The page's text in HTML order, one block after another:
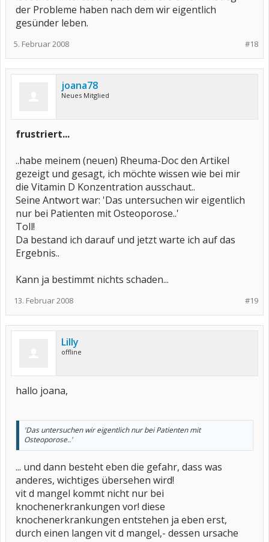
der Probleme haben nach dem wir eigentlich
gesünder leben.
#18
5. Februar 2008
joana78
Neues Mitglied
frustriert...
..habe meinem (neuen) Rheuma-Doc den Artikel
gezeigt und gesagt, ich möchte wissen wie bei mir
die Vitamin D Konzentration ausschaut..
Seine Antwort war: 'Das untersuchen wir eigentlich
nur bei Patienten mit Osteoporose..'
Toll!
Da bestand ich darauf und jetzt warte ich auf das
Ergebnis..
Kann ja bestimmt nichts schaden...
#19
13. Februar 2008
Lilly
offline
hallo joana,
'Das untersuchen wir eigentlich nur bei Patienten mit
Osteoporose..'
... und dann besteht eben die gefahr, dass was
anderes, wichtiges übersehen wird!
vit d mangel kommt nicht nur bei
knochenerkrankungen vor! diese
knochenerkrankungen entstehen ja eben erst,
durch einen langen vit d mangel,- dessen ursache